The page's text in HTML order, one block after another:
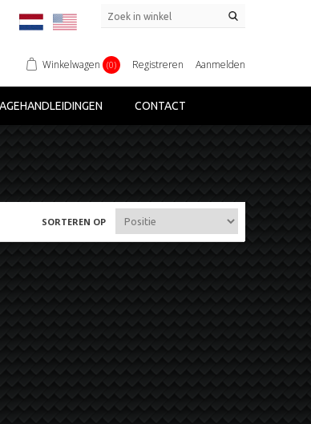
Winkelwagen (0) Registreren Aanmelden
CONTACT
SORTEREN OP